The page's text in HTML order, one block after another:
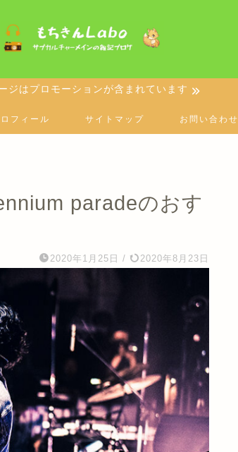
ジはプロモーションが含まれています
フィール サイトマップ お問い合わせ
paradeのおす
2020年1月25日 / 2020年8月23日